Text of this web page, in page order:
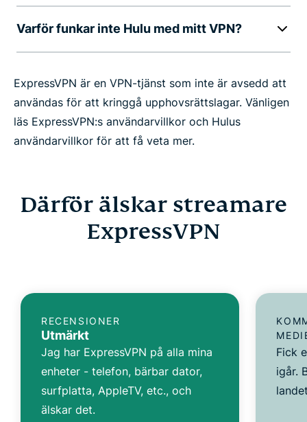
Varför funkar inte Hulu med mitt VPN?
ExpressVPN är en VPN-tjänst som inte är avsedd att
användas för att kringgå upphovsrättslagar. Vänligen
läs ExpressVPN:s användarvillkor och Hulus
användarvillkor för att få veta mer.
Därför älskar streamare
ExpressVPN
RECENSIONER
Utmärkt
Jag har ExpressVPN på alla mina
enheter - telefon, bärbar dator,
surfplatta, AppleTV, etc., och
älskar det.
Fick
igår.